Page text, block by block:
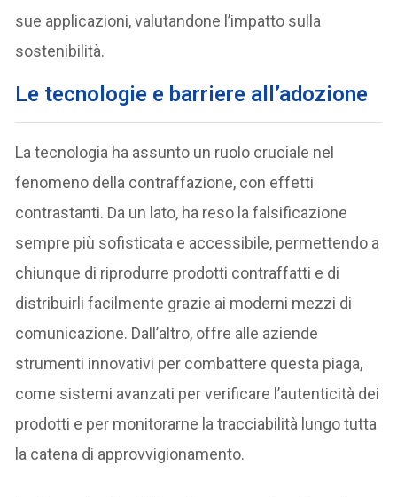
sue applicazioni, valutandone l’impatto sulla
sostenibilità.
Le tecnologie e barriere all’adozione
La tecnologia ha assunto un ruolo cruciale nel
fenomeno della contraffazione, con effetti
contrastanti. Da un lato, ha reso la falsificazione
sempre più sofisticata e accessibile, permettendo a
chiunque di riprodurre prodotti contraffatti e di
distribuirli facilmente grazie ai moderni mezzi di
comunicazione. Dall’altro, offre alle aziende
strumenti innovativi per combattere questa piaga,
come sistemi avanzati per verificare l’autenticità dei
prodotti e per monitorarne la tracciabilità lungo tutta
la catena di approvvigionamento.